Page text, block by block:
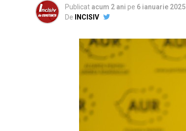
Publicat acum 2 ani pe 6 ianuarie 2025
De
INCISIV